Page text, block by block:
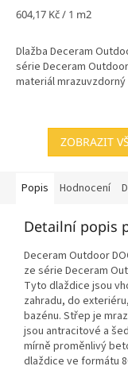
Měrná
604,17 Kč / 1 m2
Dlažba Deceram
série Deceram
materiál mrazuvzdorný
ZOBRAZIT
Popis Hodnocení
Detailní popis
Deceram Outdoor
ze série Deceram
Tyto dlaždice jsou
zahradu, do
bazénu. Střep je
jsou antracitové a
mírně proměnlivý
dlaždice ve formátu